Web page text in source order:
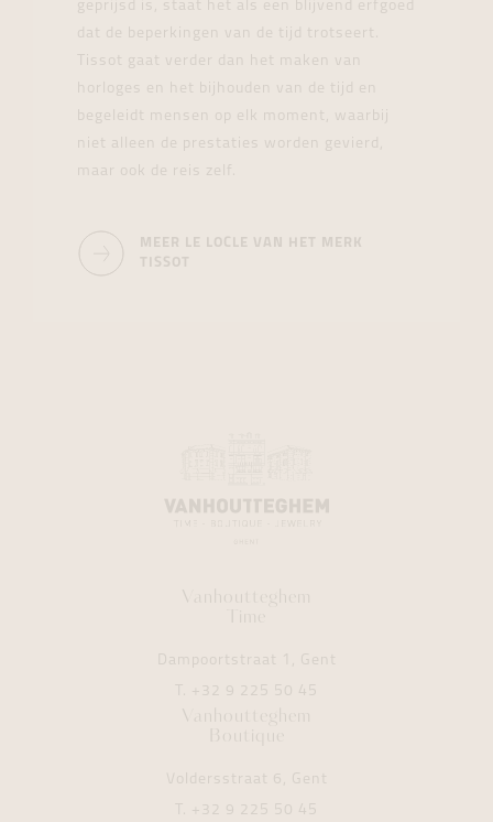
geprijsd is, staat het als een blijvend erfgoed
dat de beperkingen van de tijd trotseert.
Tissot gaat verder dan het maken van
horloges en het bijhouden van de tijd en
begeleidt mensen op elk moment, waarbij
niet alleen de prestaties worden gevierd,
maar ook de reis zelf.
MEER LE LOCLE VAN HET MERK
TISSOT
Vanhoutteghem
Time
Dampoortstraat 1, Gent
T. +32 9 225 50 45
Vanhoutteghem
Boutique
Voldersstraat 6, Gent
T. +32 9 225 50 45